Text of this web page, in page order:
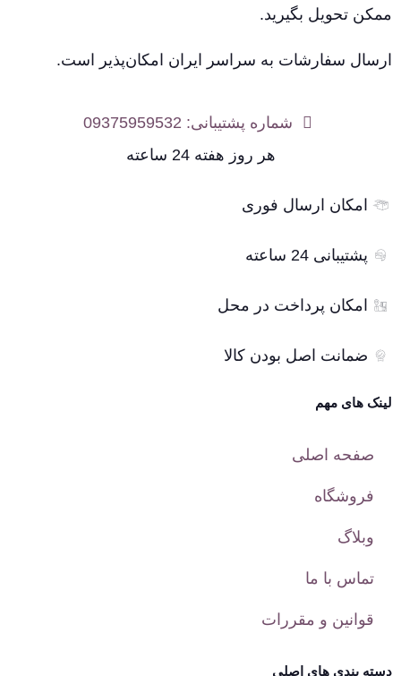
ممکن تحویل بگیرید.
ارسال سفارشات به سراسر ایران امکان‌پذیر است.
شماره پشتیبانی: 09375959532
هر روز هفته 24 ساعته
امکان ارسال فوری
پشتیبانی 24 ساعته
امکان پرداخت در محل
ضمانت اصل بودن کالا
لینک های مهم
صفحه اصلی
فروشگاه
وبلاگ
تماس با ما
قوانین و مقررات
دسته بندی های اصلی